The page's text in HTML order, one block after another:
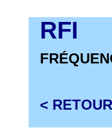
RFI
<